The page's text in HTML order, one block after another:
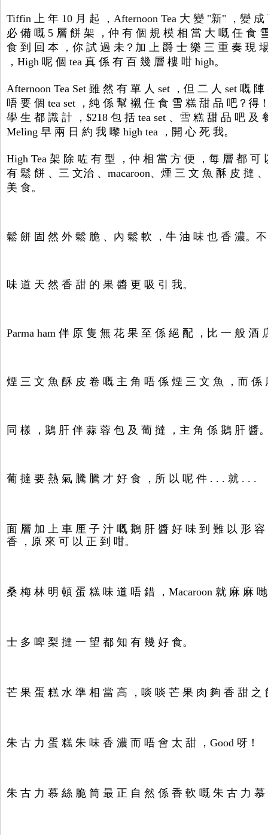
Tiffin 上 年 10 月 起 ，Afternoon Tea 大 變 "新" ，變
必 備 嘅 5 層 餅 架 ，仲 有 個 規 模 相 當 大 嘅 任 食
食 到 回 本 ，你 試 過 未？加 上 爵 士 樂 三 重 奏 現
，High 呢 個 tea 真 係 有 百 幾 層 樓 咁 high。
Afternoon Tea Set 雖 然 有 單 人 set ，但 二 人 set 嘅
唔 要 個 tea set ，純 係 幫 襯 任 食 雪 糕 甜 品 吧？得
學 生 都 識 計 ，$218 包 括 tea set 、雪 糕 甜 品 吧 及
Meling 早 兩 日 約 我 嚟 high tea ，開 心 死 我。
High Tea 架 除 咗 有 型 ，仲 相 當 方 便 ，每 層 都
有 鬆 餅 、三 文治 、macaroon、煙 三 文 魚 酥 皮 撻
美 食。
鬆 餅 固 然 外 鬆 脆 、內 鬆 軟 ，牛 油 味 也 香 濃。
味 道 天 然 香 甜 的 果 醬 更 吸 引 我。
Parma ham 伴 原 隻 無 花 果 至 係 絕 配 ，比 一 般 酒
煙 三 文 魚 酥 皮 卷 嘅 主 角 唔 係 煙 三 文 魚 ，而 係
同 樣 ，鵝 肝 伴 蒜 蓉 包 及 葡 撻 ，主 角 係 鵝 肝 醬
葡 撻 要 熱 氣 騰 騰 才 好 食 ，所 以 呢 件 . . . 就 . . .
面 層 加 上 車 厘 子 汁 嘅 鵝 肝 醬 好 味 到 難 以 形
香 ，原 來 可 以 正 到 咁。
桑 梅 林 明 頓 蛋 糕 味 道 唔 錯 ，Macaroon 就 麻 麻
士 多 啤 梨 撻 一 望 都 知 有 幾 好 食。
芒 果 蛋 糕 水 準 相 當 高 ，啖 啖 芒 果 肉 夠 香 甜 之
朱 古 力 蛋 糕 朱 味 香 濃 而 唔 會 太 甜 ，Good 呀！
朱 古 力 慕 絲 脆 筒 最 正 自 然 係 香 軟 嘅 朱 古 力 慕